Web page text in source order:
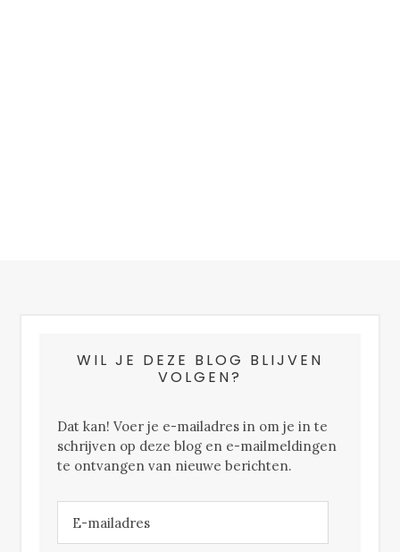
WIL JE DEZE BLOG BLIJVEN
VOLGEN?
Dat kan! Voer je e-mailadres in om je in te
schrijven op deze blog en e-mailmeldingen
te ontvangen van nieuwe berichten.
mailadres